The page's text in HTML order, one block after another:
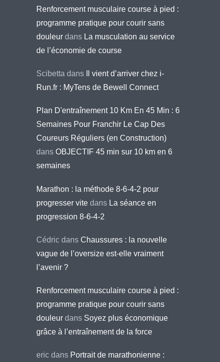
Renforcement musculaire course à pied :
programme pratique pour courir sans
douleur dans La musculation au service
de l’économie de course
Scibetta dans
Il vient d’arriver chez i-
Run.fr : MyTens de Bewell Connect
Plan D'entraînement 10 Km En 45 Min : 6
Semaines Pour Franchir Le Cap Des
Coureurs Réguliers (en Construction)
dans OBJECTIF 45 min sur 10 km en 6
semaines
Marathon : la méthode 8-6-4-2 pour
progresser vite dans La séance en
progression 8-6-4-2
Cédric dans Chaussures : la nouvelle
vague de l’oversize est-elle vraiment
l’avenir ?
Renforcement musculaire course à pied :
programme pratique pour courir sans
douleur dans Soyez plus économique
grâce à l’entraînement de la force
eric dans Portrait de marathonienne :